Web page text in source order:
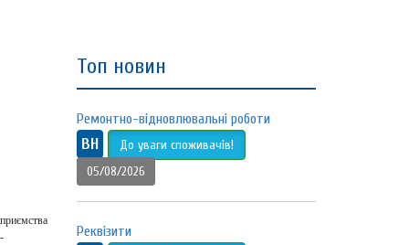
Топ новин
Ремонтно-відновлювальні роботи
ВН
До уваги споживачів!
05/08/2026
Реквізити